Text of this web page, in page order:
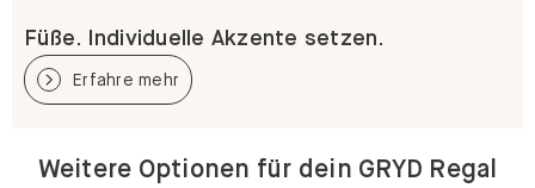
Füße. Individuelle Akzente setzen.
Erfahre mehr
Weitere Optionen für dein GRYD Regal